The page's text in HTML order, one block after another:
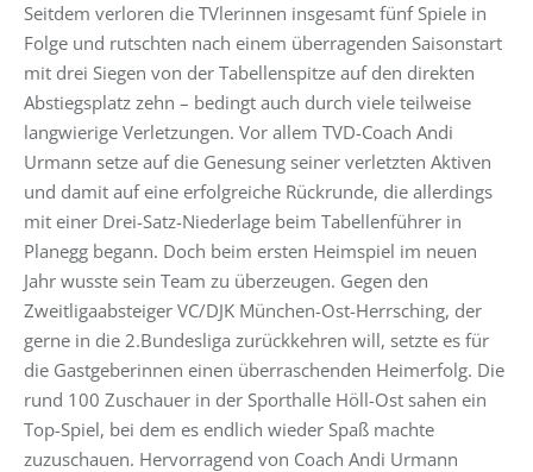
Seitdem verloren die TVlerinnen insgesamt fünf Spiele in
Folge und rutschten nach einem überragenden Saisonstart
mit drei Siegen von der Tabellenspitze auf den direkten
Abstiegsplatz zehn – bedingt auch durch viele teilweise
langwierige Verletzungen. Vor allem TVD-Coach Andi
Urmann setze auf die Genesung seiner verletzten Aktiven
und damit auf eine erfolgreiche Rückrunde, die allerdings
mit einer Drei-Satz-Niederlage beim Tabellenführer in
Planegg begann. Doch beim ersten Heimspiel im neuen
Jahr wusste sein Team zu überzeugen. Gegen den
Zweitligaabsteiger VC/DJK München-Ost-Herrsching, der
gerne in die 2.Bundesliga zurückkehren will, setzte es für
die Gastgeberinnen einen überraschenden Heimerfolg. Die
rund 100 Zuschauer in der Sporthalle Höll-Ost sahen ein
Top-Spiel, bei dem es endlich wieder Spaß machte
zuzuschauen. Hervorragend von Coach Andi Urmann